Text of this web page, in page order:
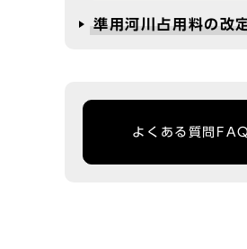
準用河川占用料の改
よくある質問FAQ